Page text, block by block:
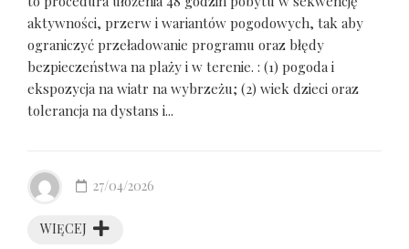
aktywności, przerw i wariantów pogodowych, tak aby
ograniczyć przeładowanie programu oraz błędy
bezpieczeństwa na plaży i w terenie. : (1) pogoda i
ekspozycja na wiatr na wybrzeżu; (2) wiek dzieci oraz
tolerancja na dystans i...
WIĘCEJ
27/04/2026